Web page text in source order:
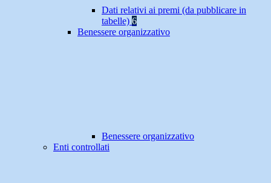
Dati relativi ai premi (da pubblicare in
tabelle) 6
Benessere organizzativo
Benessere organizzativo
Enti controllati